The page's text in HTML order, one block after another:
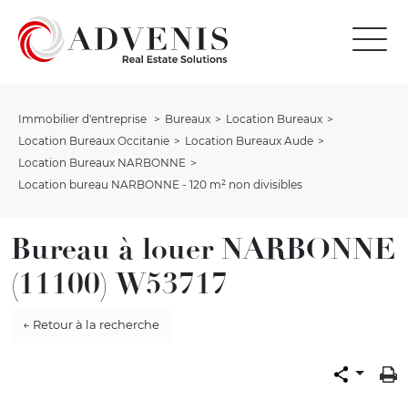
Immobilier d'entreprise Bureaux
Location Bureaux
Location Bureaux Occitanie
Location Bureaux Aude
Location Bureaux NARBONNE
Location bureau NARBONNE - 120 m² non divisibles
Bureau à louer NARBONNE
(11100) W53717
← Retour à la recherche